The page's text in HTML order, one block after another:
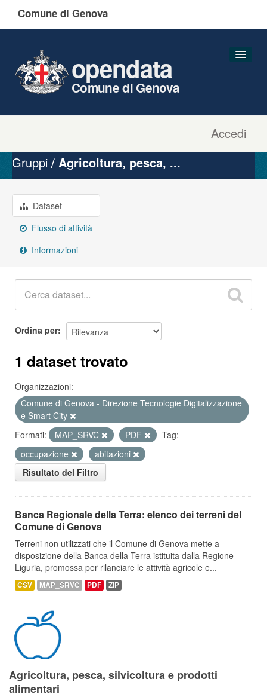
Comune di Genova
Accedi
opendata
Comune di Genova
Organizzazioni
Gruppi
Informazioni
Gruppi Agricoltura, pesca, ...
Dataset
Flusso di attività
Informazioni
Ordina per
1 dataset trovato
Organizzazioni:
Comune di Genova - Direzione Tecnologie Digitalizzazione
e Smart City
Formati:
MAP_SRVC PDF
Tag:
occupazione
abitazioni
Risultato del Filtro
Banca Regionale della Terra: elenco dei terreni del
Comune di Genova
Terreni non utilizzati che il Comune di Genova mette a
disposizione della Banca della Terra istituita dalla Regione
Liguria, promossa per rilanciare le attività agricole e...
CSV MAP_SRVC PDF ZIP
Agricoltura, pesca, silvicoltura e prodotti
alimentari